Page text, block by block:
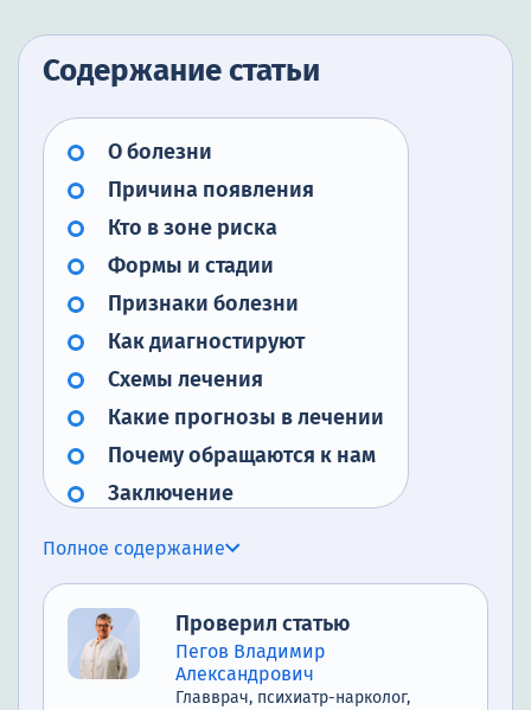
Содержание статьи
О болезни
Причина появления
Кто в зоне риска
Формы и стадии
Признаки болезни
Как диагностируют
Схемы лечения
Какие прогнозы в лечении
Почему обращаются к нам
Заключение
Полное содержание
Проверил статью
Пегов Владимир
Александрович
Главврач, психиатр-нарколог,